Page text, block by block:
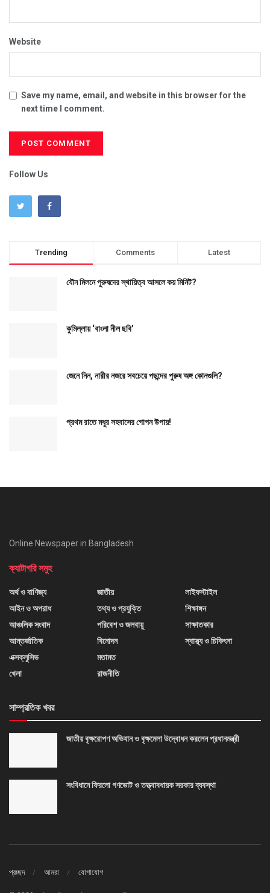
Website
Save my name, email, and website in this browser for the
next time I comment.
Follow Us
Trending Comments Latest
যৌন মিলনে পুরুষদের স্থায়িত্ব আসলে কয় মিনিট?
কুমিল্লায় ‘বাংলা নীল ছবি’
জেনে নিন, নারীর নজরে সবচেয়ে পছন্দের পুরুষ অঙ্গ কোনগুলি?
প্রথম রাতে মধুর সহবাসের গোপন উপায়!
Online Newspaper in Bangladesh
ক্যাটাগরি সমুহ
অর্থ ও বাণিজ্য
আইন ও অপরাধ
আঞ্চলিক সংবাদ
আন্তর্জাতিক
এক্সক্লুসিভ
খেলা
জাতীয়
তথ্য ও প্রযুক্তি
পরিবেশ ও জলবায়ু
বিনোদন
মতামত
রাজনীতি
লাইফস্টাইল
শিক্ষাঙ্গন
সাক্ষাতকার
স্বাস্থ্য ও চিকিৎসা
সাম্প্রতিক খবর
জাতীয় বৃক্ষরোপণ অভিযান ও বৃক্ষমেলা উদ্বোধন করলেন প্রধানমন্ত্রী
সংবিধানে ফিরলো গণভোট ও তত্ত্বাবধায়ক সরকার ব্যবস্থা
প্রচ্ছদ আমরা যোগাযোগ